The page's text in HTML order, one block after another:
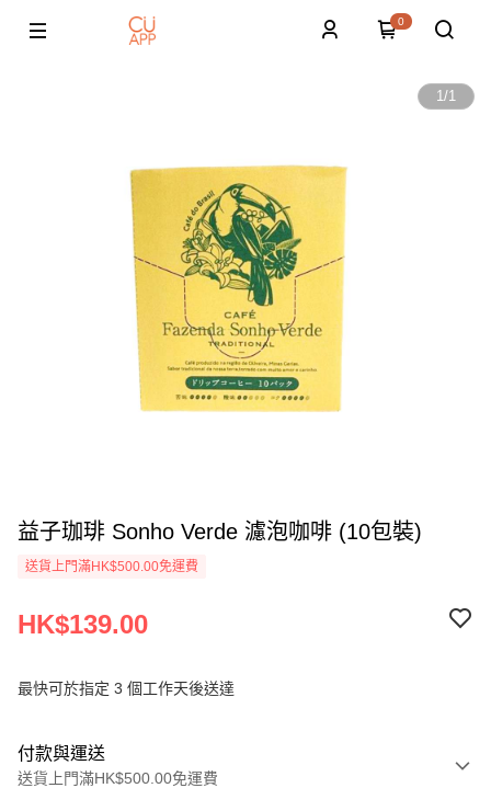
0
1/1
益子珈琲 Sonho Verde 濾泡咖啡 (10包裝)
送貨上門滿HK$500.00免運費
HK$139.00
最快可於指定 3 個工作天後送達
付款與運送
送貨上門滿HK$500.00免運費